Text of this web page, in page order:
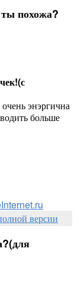
ты похожа?
энэргична
больше
версии